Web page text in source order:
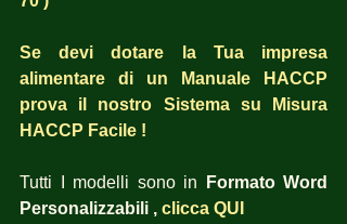
Se devi dotare la Tua impresa
alimentare di un Manuale HACCP
prova il nostro Sistema su Misura
HACCP Facile !
Tutti I modelli sono in
Formato Word
Personalizzabili , clicca QUI